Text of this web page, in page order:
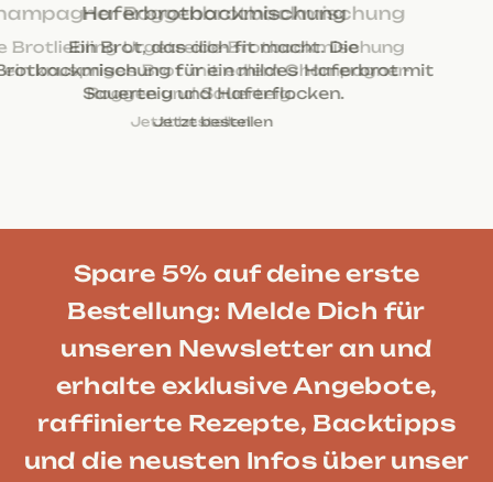
Jetzt bestellen
Jetzt bestellen
Champagner Roggenbrotbackmischung
Die Brotliebling Urgetreide-Brotbackmischung
für ein knuspriges Brot mit edlem Champagner-
Roggen und Sauerteig.
Jetzt bestellen
Spare 5% auf deine erste
Bestellung: Melde Dich für
unseren Newsletter an und
erhalte exklusive Angebote,
raffinierte Rezepte, Backtipps
und die neusten Infos über unser